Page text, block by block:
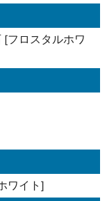
フロスタルホワ
ワイト]